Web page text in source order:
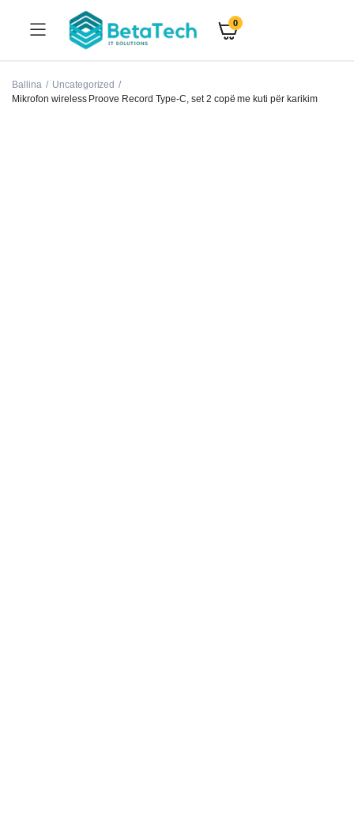
0
Ballina
Uncategorized
Mikrofon wireless Proove Record Type-C, set 2 copë me kuti për karikim